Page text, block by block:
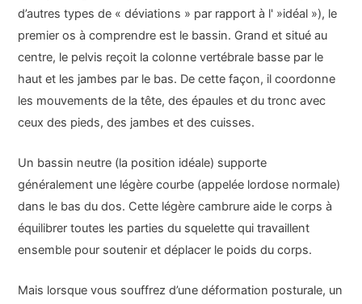
d’autres types de « déviations » par rapport à l' »idéal »), le
premier os à comprendre est le bassin. Grand et situé au
centre, le pelvis reçoit la colonne vertébrale basse par le
haut et les jambes par le bas. De cette façon, il coordonne
les mouvements de la tête, des épaules et du tronc avec
ceux des pieds, des jambes et des cuisses.
Un bassin neutre (la position idéale) supporte
généralement une légère courbe (appelée lordose normale)
dans le bas du dos. Cette légère cambrure aide le corps à
équilibrer toutes les parties du squelette qui travaillent
ensemble pour soutenir et déplacer le poids du corps.
Mais lorsque vous souffrez d’une déformation posturale, un